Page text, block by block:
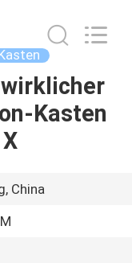
Kasten
China